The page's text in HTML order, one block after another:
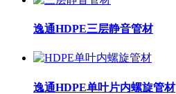
逸通HDPE三层静音管材
逸通HDPE单叶片内螺旋管材